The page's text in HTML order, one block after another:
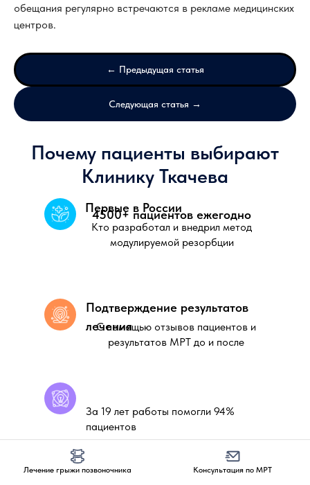
Лечение грыжи позвоночника Консультация по МРТ
обещания регулярно встречаются в рекламе медицинских
центров.
← Предыдущая статья
Следующая статья →
Почему пациенты выбирают
Клинику Ткачева
Первые в России
4500+ пациентов ежегодно
Кто разработал и внедрил метод
модулируемой резорбции
Подтверждение результатов
лечения
С помощью отзывов пациентов и
результатов МРТ до и после
За 19 лет работы помогли 94%
пациентов
Оставьте заявку,